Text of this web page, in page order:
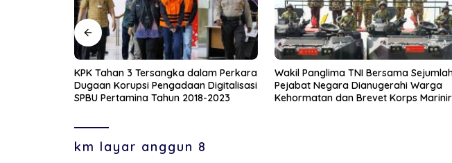
Wakil Panglima TNI Bersama Sejumlah
Pejabat Negara Dianugerahi Warga
Kehormatan dan Brevet Korps Marinir
Korlantas Perkuat ETLE dengan Face
Recognition, Bidik Pengendara Berpelat
Nomor Palsu
km layar anggun 8